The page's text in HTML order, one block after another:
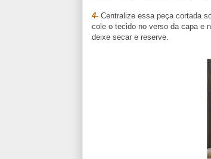
4- Centralize essa peça cortada
cole o tecido no verso da capa e
deixe secar e reserve.